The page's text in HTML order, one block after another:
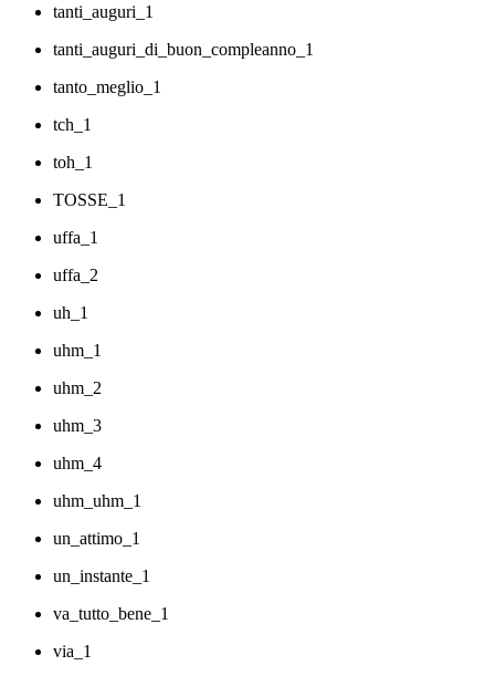
tanti_auguri_1
tanti_auguri_di_buon_compleanno_1
tanto_meglio_1
tch_1
toh_1
TOSSE_1
uffa_1
uffa_2
uh_1
uhm_1
uhm_2
uhm_3
uhm_4
uhm_uhm_1
un_attimo_1
un_instante_1
va_tutto_bene_1
via_1